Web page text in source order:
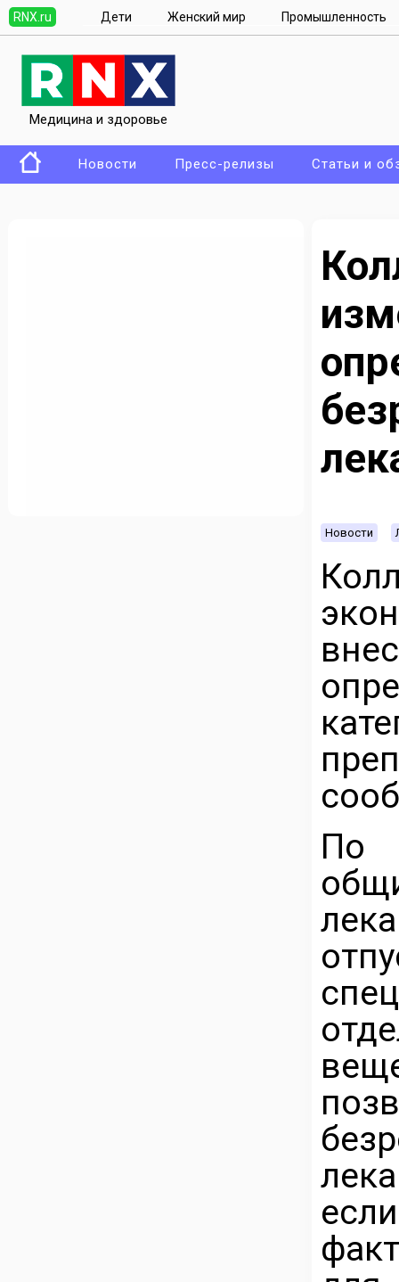
RNX.ru Дети Женский мир Промышленность
Медицина и здоровье
Новости Пресс-релизы Статьи и
Новости
По